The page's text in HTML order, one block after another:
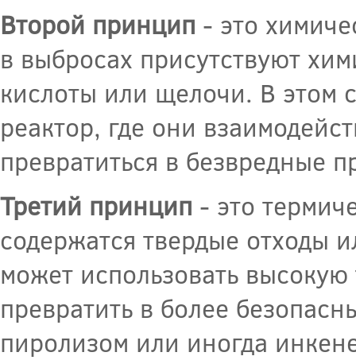
Второй принцип - это
в выбросах присутствуют
кислоты или щелочи. В этом
реактор, где они
превратиться в безвредные
Третий принцип - это
содержатся твердые отходы
может использовать
превратить в более
пиролизом или иногда